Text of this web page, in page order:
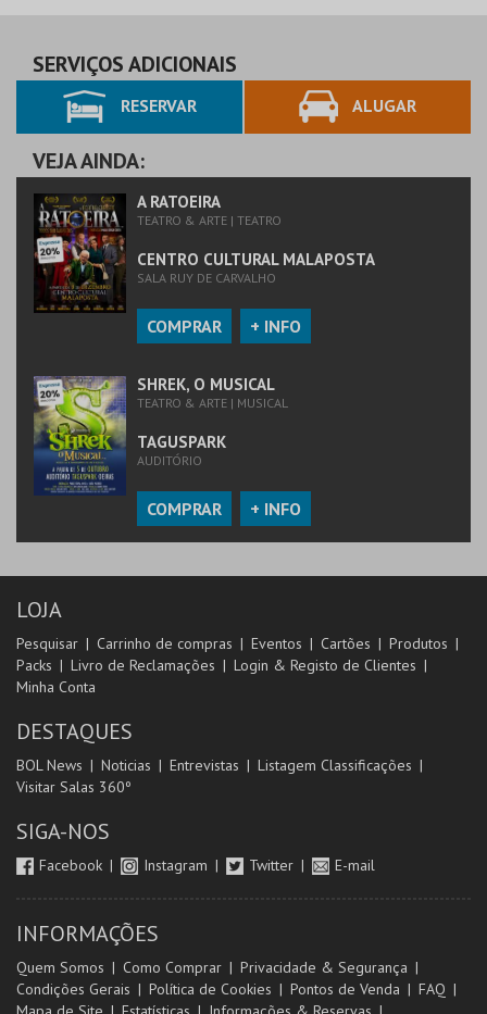
SERVIÇOS ADICIONAIS
RESERVAR ALUGAR
VEJA AINDA:
A RATOEIRA
TEATRO & ARTE | TEATRO
CENTRO CULTURAL MALAPOSTA
SALA RUY DE CARVALHO
COMPRAR + INFO
SHREK, O MUSICAL
TEATRO & ARTE | MUSICAL
TAGUSPARK
AUDITÓRIO
COMPRAR + INFO
LOJA
Pesquisar Carrinho de compras Eventos Cartões
Produtos
Packs
Livro de Reclamações
Login & Registo de Clientes
Minha Conta
DESTAQUES
BOL News Noticias Entrevistas
Listagem Classificações
Visitar Salas 360º
SIGA-NOS
Facebook Instagram Twitter E-mail
INFORMAÇÕES
Quem Somos Como Comprar
Privacidade & Segurança
Condições Gerais
Política de Cookies Pontos de Venda
FAQ